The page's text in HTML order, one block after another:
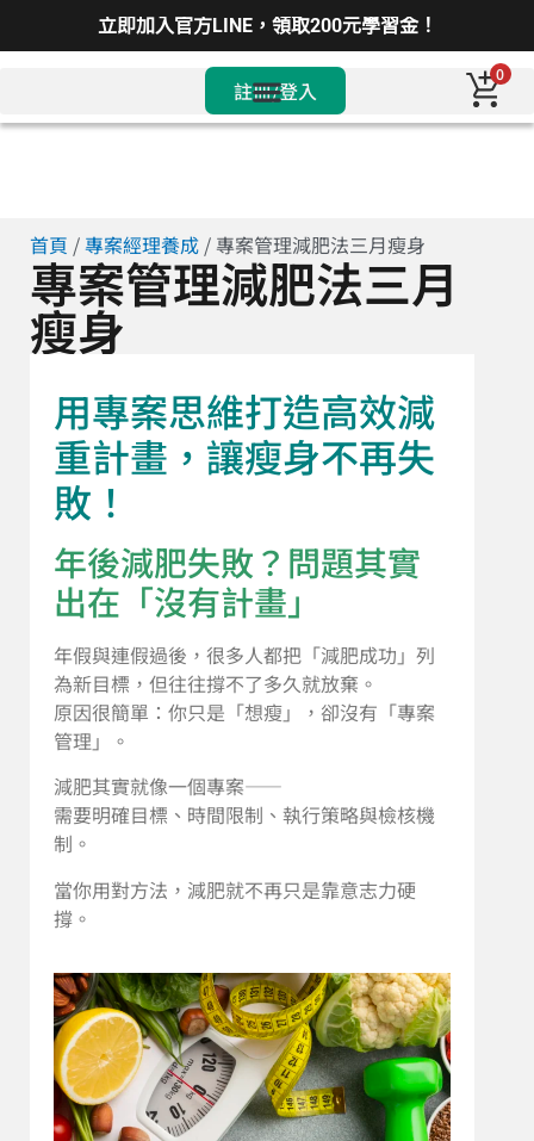
立即加入官方LINE，領取200元學習金！
註冊/登入
0
首頁 /專案經理養成 / 專案管理減肥法三月瘦身
專案管理減肥法三月
瘦身
用專案思維打造高效減
重計畫，讓瘦身不再失
敗！
年後減肥失敗？問題其實
出在「沒有計畫」
年假與連假過後，很多人都把「減肥成功」列
為新目標，但往往撐不了多久就放棄。
原因很簡單：你只是「想瘦」，卻沒有「專案
管理」。
減肥其實就像一個專案——
需要明確目標、時間限制、執行策略與檢核機
制。
當你用對方法，減肥就不再只是靠意志力硬
撐。